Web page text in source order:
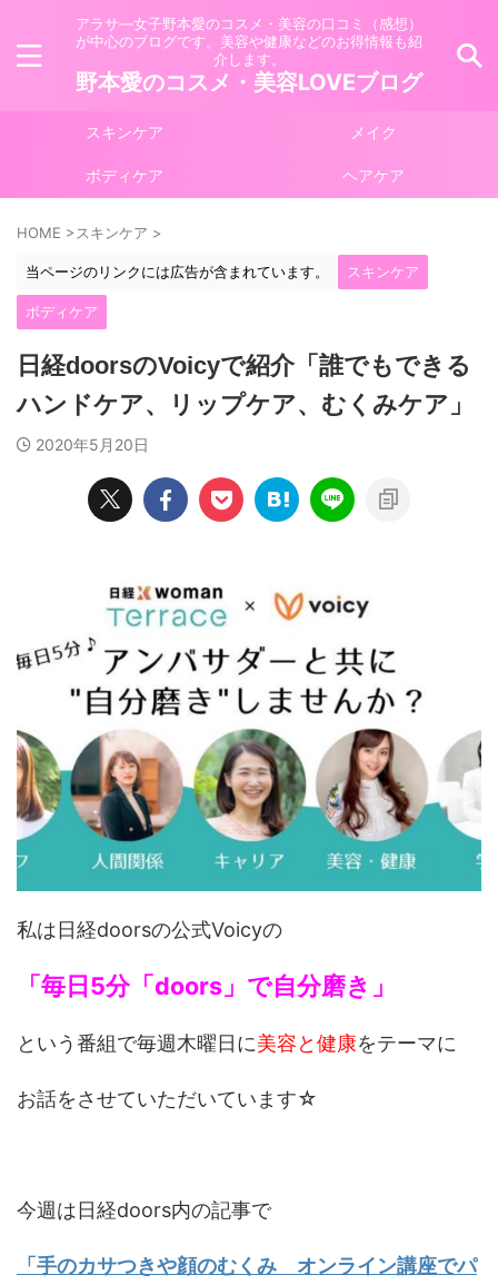
アラサ―女子野本愛のコスメ・美容の口コミ（感想）
が中心のブログです。美容や健康などのお得情報も紹
介します。
野本愛のコスメ・美容LOVEブログ
スキンケア メイク
ボディケア ヘアケア
HOME >スキンケア >
当ページのリンクには広告が含まれています。 スキンケア
ボディケア
日経doorsのVoicyで紹介「誰でもできる
ハンドケア、リップケア、むくみケア」
2020年5月20日
私は日経doorsの公式Voicyの
「毎日5分「doors」で自分磨き」
という番組で毎週木曜日に美容と健康をテーマに
お話をさせていただいています☆
今週は日経doors内の記事で
「手のカサつきや顔のむくみ オンライン講座でパ